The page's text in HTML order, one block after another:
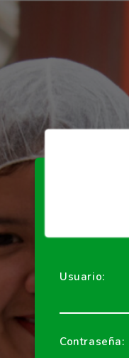
Usuario:
Contraseña: